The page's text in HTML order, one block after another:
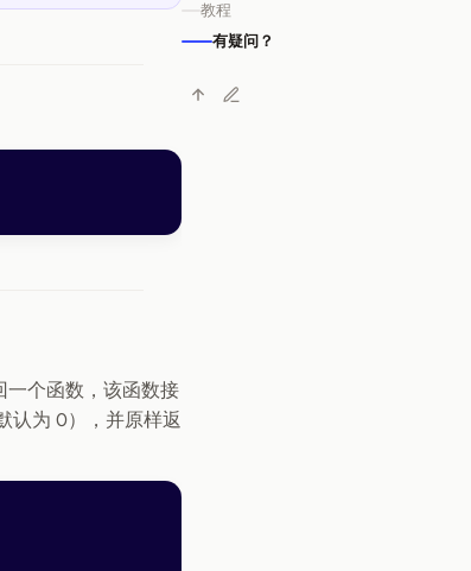
一个函数，该函数接
默认为 0），并原样返
教程
有疑问？